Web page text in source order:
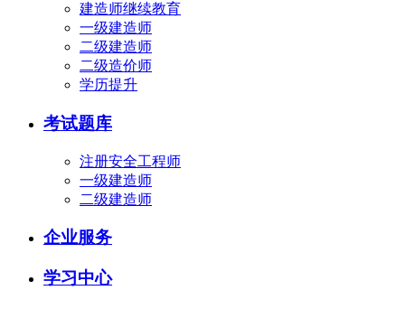
建造师继续教育
一级建造师
二级建造师
二级造价师
学历提升
考试题库
注册安全工程师
一级建造师
二级建造师
企业服务
学习中心